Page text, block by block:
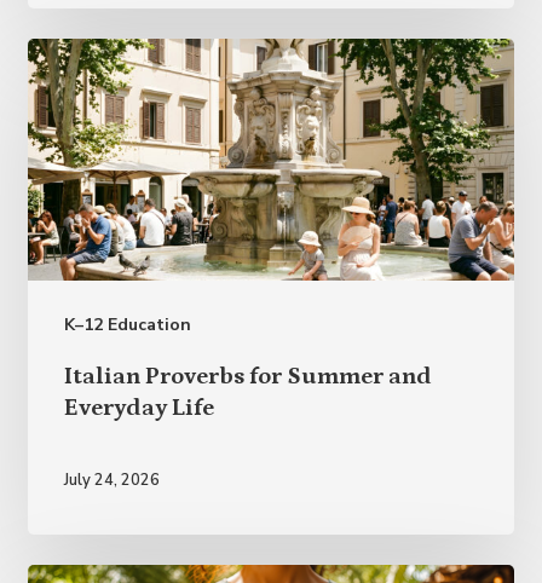
First
Day
K–12 Education
Italian
Proverbs
Summer
Everyday
Italian Proverbs for Summer and
Everyday Life
July 24, 2026